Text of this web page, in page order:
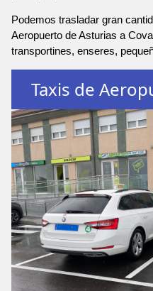
Podemos trasladar gran
Aeropuerto de Asturias a
transportines, enseres,
Taxis de